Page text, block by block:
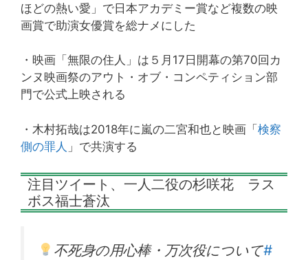
ほどの熱い愛」で日本アカデミー賞など複数の映
画賞で助演女優賞を総ナメにした
・映画「無限の住人」は５月17日開幕の第70回カ
ンヌ映画祭のアウト・オブ・コンペティション部
門で公式上映される
・木村拓哉は2018年に嵐の二宮和也と映画「検察
側の罪人 」で共演する
注目ツイート、一人二役の杉咲花 ラス
ボス福士蒼汰
不死身の用心棒・万次役について#